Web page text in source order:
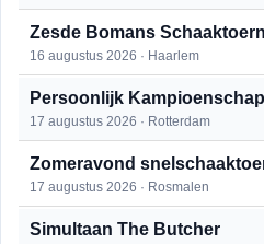
Zesde Bomans
16 augustus 2026 · Haarlem
Persoonlijk
17 augustus 2026 · Rotterdam
Zomeravond
17 augustus 2026 · Rosmalen
Simultaan The Butcher